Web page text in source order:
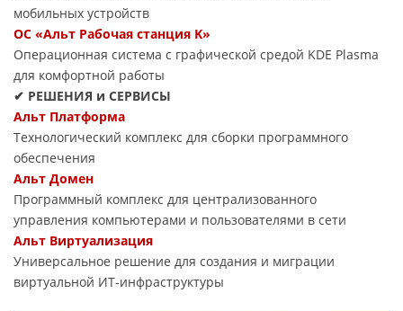
мобильных устройств
ОС «Альт Рабочая станция K»
Операционная система с графической средой KDE Plasma
для комфортной работы
✔ РЕШЕНИЯ и СЕРВИСЫ
Альт Платформа
Технологический комплекс для сборки программного
обеспечения
Альт Домен
Программный комплекс для централизованного
управления компьютерами и пользователями в сети
Альт Виртуализация
Универсальное решение для создания и миграции
виртуальной ИТ-инфраструктуры